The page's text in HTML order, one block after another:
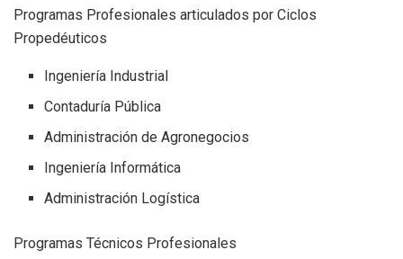
Programas Profesionales articulados por Ciclos
Propedéuticos
Ingeniería Industrial
Contaduría Pública
Administración de Agronegocios
Ingeniería Informática
Administración Logística
Programas Técnicos Profesionales